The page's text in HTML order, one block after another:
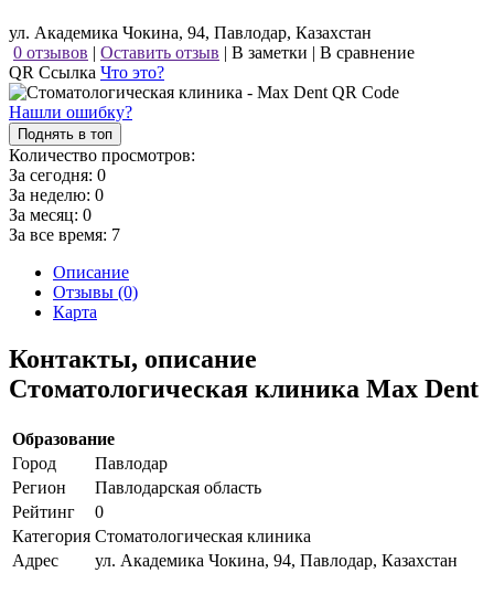
ул. Академика Чокина, 94, Павлодар, Казахстан
0 отзывов | Оставить отзыв | В заметки | В сравнение
QR Ссылка Что это?
Нашли ошибку?
Поднять в топ
Количество просмотров:
За сегодня: 0
За неделю: 0
За месяц: 0
За все время: 7
Описание
Отзывы (0)
Карта
Контакты, описание
Стоматологическая клиника Max Dent
Образование
Город
Павлодар
Регион
Павлодарская область
Рейтинг
0
Категория Стоматологическая клиника
Адрес
ул. Академика Чокина, 94, Павлодар, Казахстан